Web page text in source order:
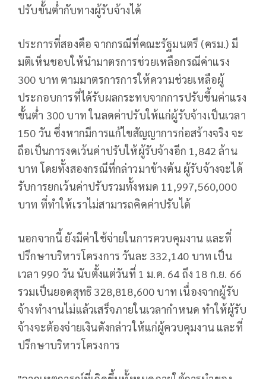
ปรับขั้นต่ำกับทางผู้รับจ้างได้
ประการที่สองคือ จากกรณีที่คณะรัฐมนตรี (ครม.) มี
มติเห็นชอบให้นำมาตรการช่วยเหลือกรณีค่าแรง
300 บาท ตามมาตรการการให้ความช่วยเหลือผู้
ประกอบการที่ได้รับผลกระทบจากการปรับขึ้นค่าแรง
ขั้นต่ำ 300 บาท ในลดค่าปรับให้แก่ผู้รับจ้างเป็นเวลา
150 วัน ซึ่งหากมีการแก้ไขสัญญาการก่อสร้างจริง จะ
ถือเป็นการงดเว้นค่าปรับให้ผู้รับจ้างอีก 1,842 ล้าน
บาท โดยทั้งสองกรณีที่กล่าวมาข้างต้น ผู้รับจ้างจะได้
รับการยกเว้นค่าปรับรวมทั้งหมด 11,997,560,000
บาท ที่ทำให้เราไม่สามารถคิดค่าปรับได้
นอกจากนี้ ยังมีค่าใช้จ่ายในการควบคุมงาน และที่
ปรึกษาบริหารโครงการ วันละ 332,140 บาท เป็น
เวลา 990 วัน นับตั้งแต่วันที่ 1 ม.ค. 64 ถึง 18 ก.ย. 66
รวมเป็นยอดสุทธิ 328,818,600 บาท เนื่องจากผู้รับ
จ้างทำงานไม่แล้วเสร็จภายในเวลากำหนด ทำให้ผู้รับ
จ้างจะต้องจ่ายเงินดังกล่าวให้แก่ผู้ควบคุมงาน และที่
ปรึกษาบริหารโครงการ